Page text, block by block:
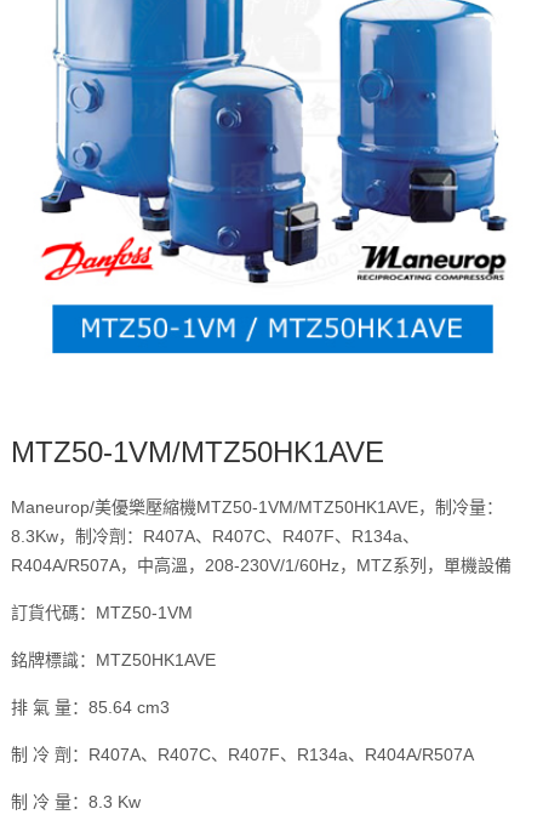
MTZ50-1VM/MTZ50HK1AVE
Maneurop/美優樂壓縮機MTZ50-1VM/MTZ50HK1AVE，制冷量：
8.3Kw，制冷劑：R407A、R407C、R407F、R134a、
R404A/R507A，中高溫，208-230V/1/60Hz，MTZ系列，單機設備
訂貨代碼：MTZ50-1VM
銘牌標識：MTZ50HK1AVE
排 氣 量：85.64 cm3
制 冷 劑：R407A、R407C、R407F、R134a、R404A/R507A
制 冷 量：8.3 Kw